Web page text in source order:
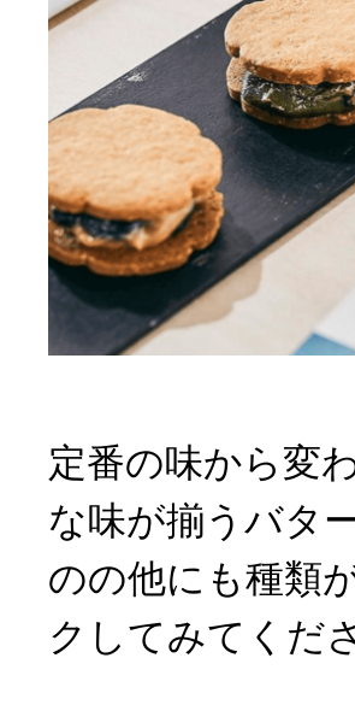
定番の味から変
な味が揃うバタ
のの他にも種類
クしてみてくだ